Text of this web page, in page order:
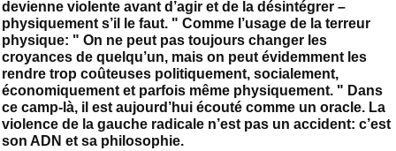
devienne violente avant d’agir et de la désintégrer –
physiquement s’il le faut. " Comme l’usage de la terreur
physique: " On ne peut pas toujours changer les
croyances de quelqu’un, mais on peut évidemment les
rendre trop coûteuses politiquement, socialement,
économiquement et parfois même physiquement. " Dans
ce camp-là, il est aujourd’hui écouté comme un oracle. La
violence de la gauche radicale n’est pas un accident: c’est
son ADN et sa philosophie.